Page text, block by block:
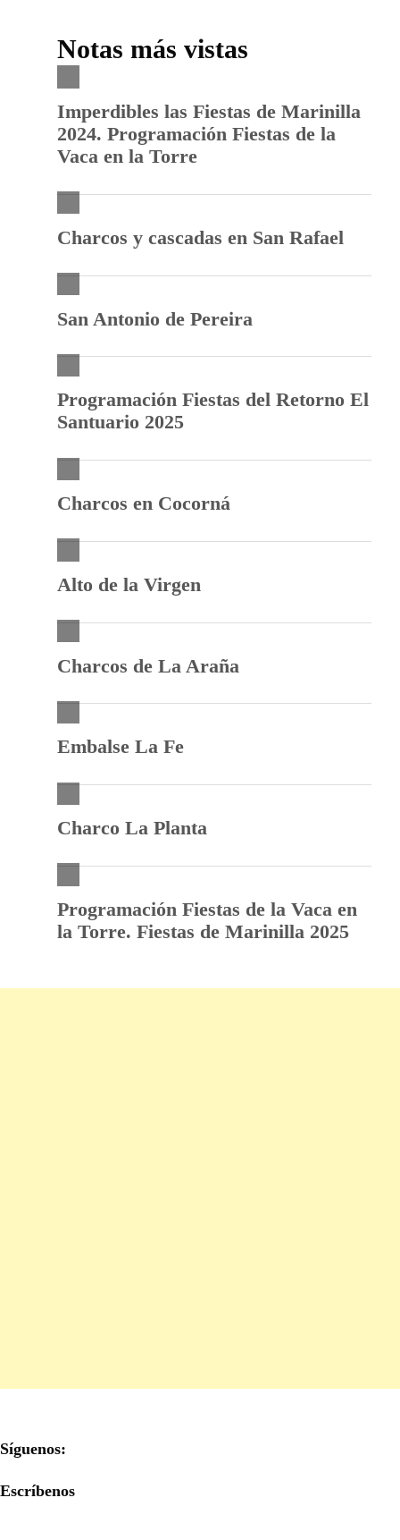
Notas más vistas
Síguenos:
Escríbenos